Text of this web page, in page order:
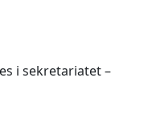
i sekretariatet –